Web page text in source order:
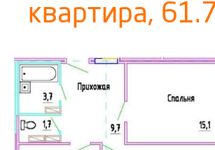
квартира,